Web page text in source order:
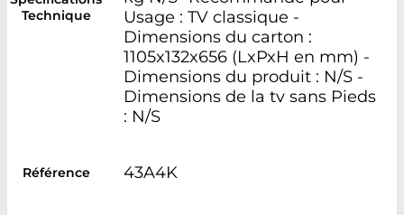
Technique
Usage : TV classique -
Dimensions du carton :
1105x132x656 (LxPxH en mm) -
Dimensions du produit : N/S -
Dimensions de la tv sans Pieds
: N/S
Référence 43A4K